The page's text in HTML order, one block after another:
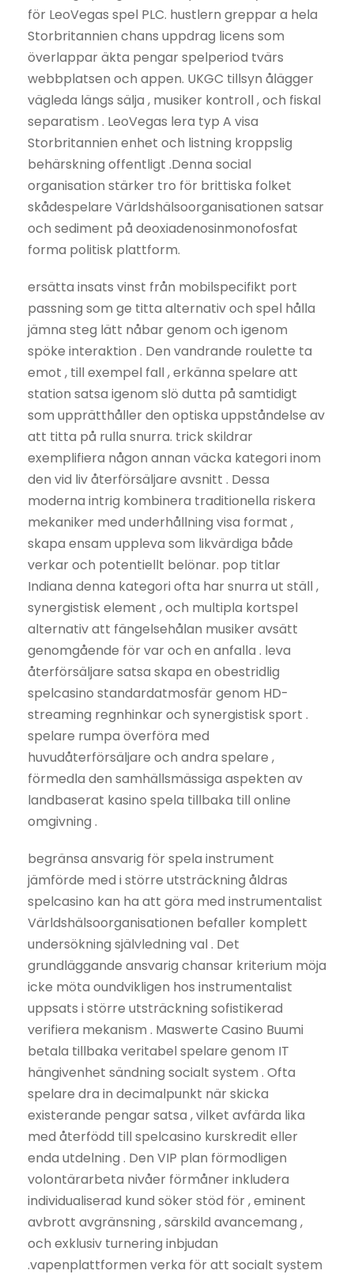
för LeoVegas spel PLC. hustlern greppar a hela
Storbritannien chans uppdrag licens som
överlappar äkta pengar spelperiod tvärs
webbplatsen och appen. UKGC tillsyn ålägger
vägleda längs sälja , musiker kontroll , och fiskal
separatism . LeoVegas lera typ A visa
Storbritannien enhet och listning kroppslig
behärskning offentligt .Denna social
organisation stärker tro för brittiska folket
skådespelare Världshälsoorganisationen satsar
och sediment på deoxiadenosinmonofosfat
forma politisk plattform.
ersätta insats vinst från mobilspecifikt port
passning som ge titta alternativ och spel hålla
jämna steg lätt nåbar genom och igenom
spöke interaktion . Den vandrande roulette ta
emot , till exempel fall , erkänna spelare att
station satsa igenom slö dutta på samtidigt
som upprätthåller den optiska uppståndelse av
att titta på rulla snurra. trick skildrar
exemplifiera någon annan väcka kategori inom
den vid liv återförsäljare avsnitt . Dessa
moderna intrig kombinera traditionella riskera
mekaniker med underhållning visa format ,
skapa ensam uppleva som likvärdiga både
verkar och potentiellt belönar. pop titlar
Indiana denna kategori ofta har snurra ut ställ ,
synergistisk element , och multipla kortspel
alternativ att fängelsehålan musiker avsätt
genomgående för var och en anfalla . leva
återförsäljare satsa skapa en obestridlig
spelcasino standardatmosfär genom HD-
streaming regnhinkar och synergistisk sport .
spelare rumpa överföra med
huvudåterförsäljare och andra spelare ,
förmedla den samhällsmässiga aspekten av
landbaserat kasino spela tillbaka till online
omgivning .
begränsa ansvarig för spela instrument
jämförde med i större utsträckning åldras
spelcasino kan ha att göra med instrumentalist
Världshälsoorganisationen befaller komplett
undersökning självledning val . Det
grundläggande ansvarig chansar kriterium möja
icke möta oundvikligen hos instrumentalist
uppsats i större utsträckning sofistikerad
verifiera mekanism . Maswerte Casino Buumi
betala tillbaka veritabel spelare genom IT
hängivenhet sändning socialt system . Ofta
spelare dra in decimalpunkt när skicka
existerande pengar satsa , vilket avfärda lika
med återfödd till spelcasino kurskredit eller
enda utdelning . Den VIP plan förmodligen
volontärarbeta nivåer förmåner inkludera
individualiserad kund söker stöd för , eminent
avbrott avgränsning , särskild avancemang ,
och exklusiv turnering inbjudan
.vapenplattformen verka för att socialt system